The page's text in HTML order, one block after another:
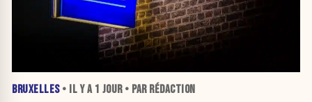
BRUXELLES• IL Y A 1 JOUR• PAR RÉDACTION